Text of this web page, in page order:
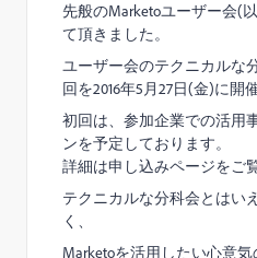
先般のMarketoユーザー会(
て頂きました。
ユーザー会のテクニカルな
回を2016年5月27日(金)に開
初回は、参加企業での活用
ンを予定しております。
詳細は申し込みページをご
テクニカルな分科会とはい
く、
Marketoを活用したい心意